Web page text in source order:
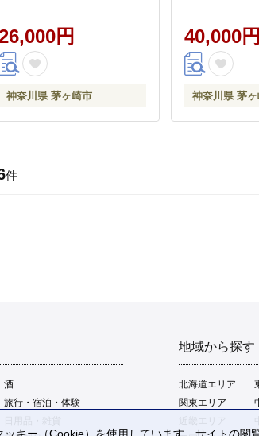
無料 神奈川県 茅ヶ崎市
円
神奈川県 茅ヶ崎市
グ ランチ 定
装 個包装 冷
食 ベーグル
40,000円
神奈川県 茅
件
酒
旅行・宿泊・体験
地域から探す
北海道エリア
関東エリア
キー（Cookie）を使用しています。サイトの閲